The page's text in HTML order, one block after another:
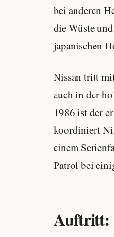
bei anderen
die Wüste
japanischen
Nissan tritt
auch in der
1986 ist der
koordiniert
einem
Patrol bei
Auftritt: